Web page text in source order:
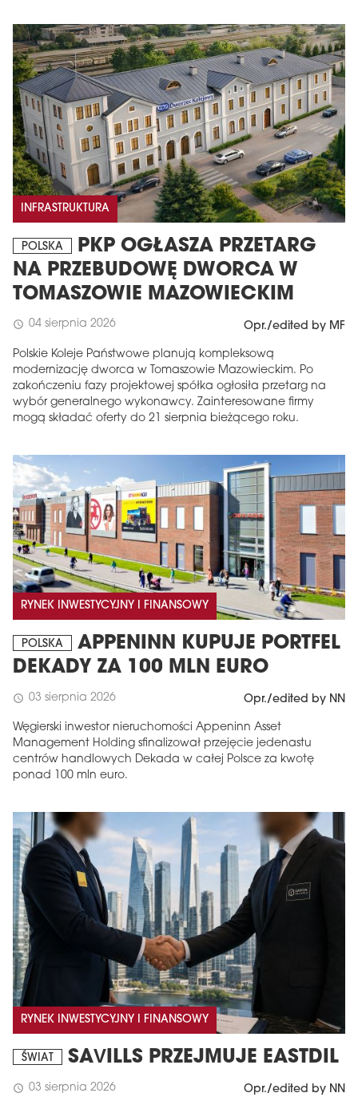
INFRASTRUKTURA
POLSKA
PKP OGŁASZA PRZETARG
NA PRZEBUDOWĘ DWORCA W
TOMASZOWIE MAZOWIECKIM
schedule 04 sierpnia 2026 Opr./edited by MF
Polskie Koleje Państwowe planują kompleksową
modernizację dworca w Tomaszowie Mazowieckim. Po
zakończeniu fazy projektowej spółka ogłosiła przetarg na
wybór generalnego wykonawcy. Zainteresowane firmy
mogą składać oferty do 21 sierpnia bieżącego roku.
RYNEK INWESTYCYJNY I FINANSOWY
POLSKA
APPENINN KUPUJE PORTFEL
DEKADY ZA 100 MLN EURO
schedule 03 sierpnia 2026 Opr./edited by NN
Węgierski inwestor nieruchomości Appeninn Asset
Management Holding sfinalizował przejęcie jedenastu
centrów handlowych Dekada w całej Polsce za kwotę
ponad 100 mln euro.
RYNEK INWESTYCYJNY I FINANSOWY
ŚWIAT SAVILLS PRZEJMUJE EASTDIL
schedule 03 sierpnia 2026 Opr./edited by NN